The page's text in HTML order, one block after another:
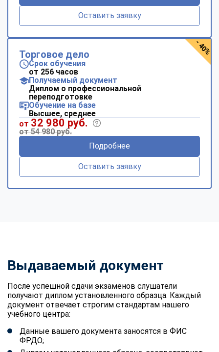
Оставить заявку
Торговое дело
Срок обучения
от 256 часов
Получаемый документ
Диплом о профессиональной
переподготовке
Обучение на базе
Высшее, среднее
от 32 980 руб.
от 54 980 руб.
Подробнее
Оставить заявку
- 40%
Выдаваемый документ
После успешной сдачи экзаменов слушатели
получают диплом установленного образца. Каждый
документ отвечает строгим стандартам нашего
учебного центра:
Данные вашего документа заносятся в ФИС
ФРДО;